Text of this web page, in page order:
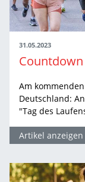
31.05.2023
Am
Deutschland:
"Tag des
Artikel anzeigen